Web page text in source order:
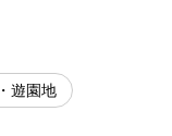
遊園地